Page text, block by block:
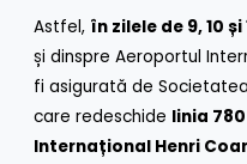
Astfel, în zilele de 9, 10 și
și dinspre Aeroportul
fi asigurată de
care redeschide linia
Internațional Henri